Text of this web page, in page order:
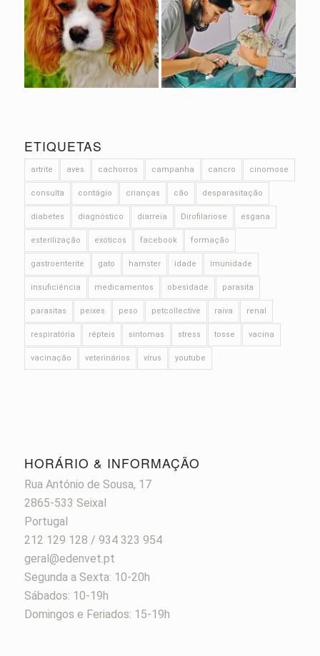
ETIQUETAS
artrite aves cachorros campanha cancro cinomose
consulta contágio crianças cão desparasitação
diabetes diagnóstico diarreia Dirofilariose esgana
esterilização exóticos facebook formação
gastroenterite gato hamster idade imunidade
insuficiência medicamentos obesidade parasita
parasitas peixes peso petcollective raiva renal
respiratória répteis sintomas stress tosse vacina
vacinação veterinários vírus youtube
HORÁRIO & INFORMAÇÃO
Rua António de Sousa, 17
2865-533 Seixal
Portugal
212 129 128 / 934 323 954
geral@edenvet.pt
Segunda a Sexta: 10-20h
Sábados: 10-19h
Domingos e Feriados: 15-19h